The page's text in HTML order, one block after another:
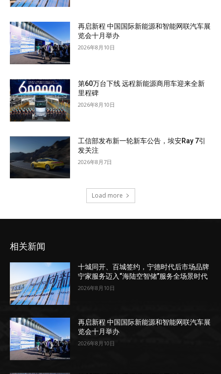
再启新程 中国国际新能源和智能网联汽车展
览会十月举办
2026年8月10日
第60万台下线 远程新能源商用车迎来全新
里程碑
2026年8月10日
工信部发布新一轮新车公告，埃安Ray 7引
发关注
2026年8月7日
Load more
相关新闻
十城同开、百城签约，宁德时代后市场品牌
宁家服务迈入“海陆空智储”服务全场景时代
2026年8月10日
再启新程 中国国际新能源和智能网联汽车展
览会十月举办
2026年8月10日